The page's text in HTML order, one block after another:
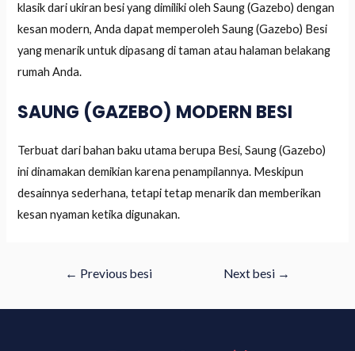
klasik dari ukiran besi yang dimiliki oleh Saung (Gazebo) dengan
kesan modern, Anda dapat memperoleh Saung (Gazebo) Besi
yang menarik untuk dipasang di taman atau halaman belakang
rumah Anda.
SAUNG (GAZEBO) MODERN BESI
Terbuat dari bahan baku utama berupa Besi, Saung (Gazebo)
ini dinamakan demikian karena penampilannya. Meskipun
desainnya sederhana, tetapi tetap menarik dan memberikan
kesan nyaman ketika digunakan.
← Previous besi Next besi →